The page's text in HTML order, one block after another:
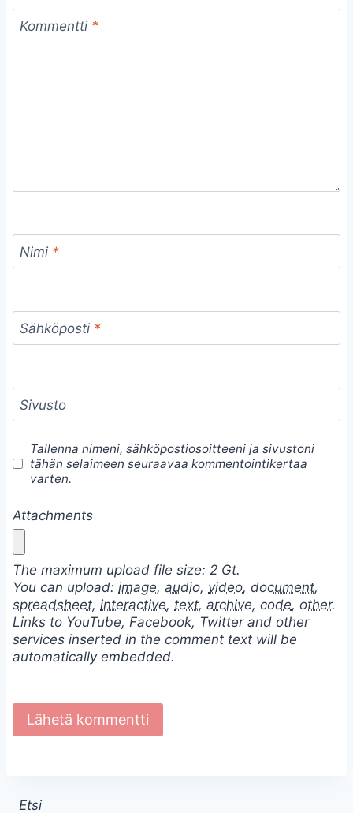
Kommentti *
Nimi *
Sähköposti *
Sivusto
Tallenna nimeni, sähköpostiosoitteeni ja sivustoni
tähän selaimeen seuraavaa kommentointikertaa
varten.
Attachments
The maximum upload file size: 2 Gt.
You can upload: image, audio, video, document,
spreadsheet, interactive, text, archive, code, other.
Links to YouTube, Facebook, Twitter and other
services inserted in the comment text will be
automatically embedded.
Etsi